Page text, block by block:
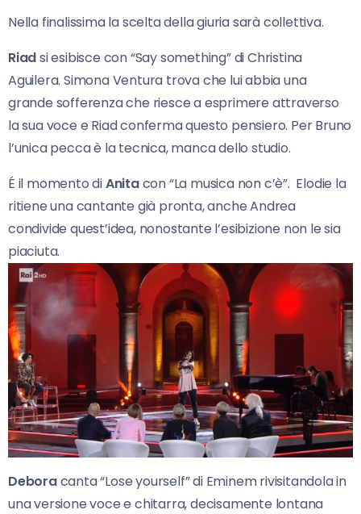
Nella finalissima la scelta della giuria sarà collettiva.
Riadsi esibisce con “Say something” di Christina
Aguilera. Simona Ventura trova che lui abbia una
grande sofferenza che riesce a esprimere attraverso
la sua voce e Riad conferma questo pensiero. Per Bruno
l’unica pecca è la tecnica, manca dello studio.
É il momento diAnitacon “La musica non c’è”. Elodie la
ritiene una cantante già pronta, anche Andrea
condivide quest’idea, nonostante l’esibizione non le sia
piaciuta.
Deboracanta “Lose yourself” di Eminem rivisitandola in
una versione voce e chitarra, decisamente lontana